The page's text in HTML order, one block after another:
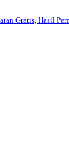
Gratis, Hasil